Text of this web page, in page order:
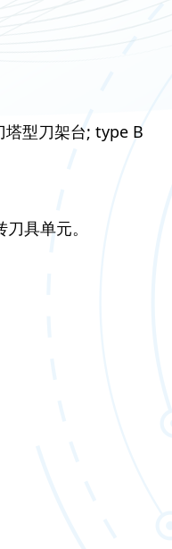
塔型刀架台; type B
具单元。